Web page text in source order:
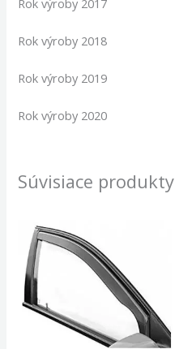
Rok výroby 2018
Rok výroby 2019
Rok výroby 2020
Súvisiace produkty